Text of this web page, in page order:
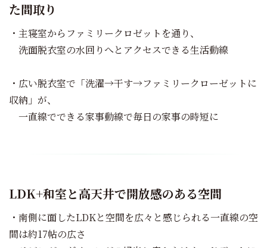
た間取り
・主寝室からファミリークロゼットを通り、
洗面脱衣室の水回りへとアクセスできる生活動線
・広い脱衣室で「洗濯→干す→ファミリークローゼットに
収納」が、
一直線でできる家事動線で毎日の家事の時短に
LDK+和室と高天井で開放感のある空間
・南側に面したLDKと空間を広々と感じられる一直線の空
間は約17帖の広さ